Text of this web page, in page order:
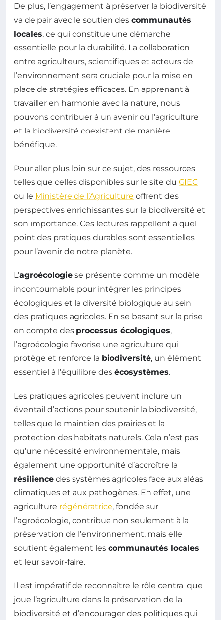
De plus, l’engagement à préserver la biodiversité
va de pair avec le soutien des communautés
locales, ce qui constitue une démarche
essentielle pour la durabilité. La collaboration
entre agriculteurs, scientifiques et acteurs de
l’environnement sera cruciale pour la mise en
place de stratégies efficaces. En apprenant à
travailler en harmonie avec la nature, nous
pouvons contribuer à un avenir où l’agriculture
et la biodiversité coexistent de manière
bénéfique.
Pour aller plus loin sur ce sujet, des ressources
telles que celles disponibles sur le site du GIEC
ou le Ministère de l’Agriculture offrent des
perspectives enrichissantes sur la biodiversité et
son importance. Ces lectures rappellent à quel
point des pratiques durables sont essentielles
pour l’avenir de notre planète.
L’agroécologie se présente comme un modèle
incontournable pour intégrer les principes
écologiques et la diversité biologique au sein
des pratiques agricoles. En se basant sur la prise
en compte des processus écologiques,
l’agroécologie favorise une agriculture qui
protège et renforce la biodiversité, un élément
essentiel à l’équilibre des écosystèmes.
Les pratiques agricoles peuvent inclure un
éventail d’actions pour soutenir la biodiversité,
telles que le maintien des prairies et la
protection des habitats naturels. Cela n’est pas
qu’une nécessité environnementale, mais
également une opportunité d’accroître la
résilience des systèmes agricoles face aux aléas
climatiques et aux pathogènes. En effet, une
agriculture régénératrice, fondée sur
l’agroécologie, contribue non seulement à la
préservation de l’environnement, mais elle
soutient également les communautés locales
et leur savoir-faire.
Il est impératif de reconnaître le rôle central que
joue l’agriculture dans la préservation de la
biodiversité et d’encourager des politiques qui